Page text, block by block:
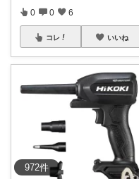
972件
0 0 6
コレ いいね